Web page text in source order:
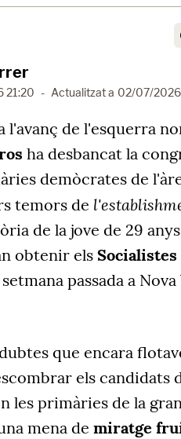
21:20 - Actualitzat a 02/07/2026
l'avanç de l'esquerra
ha desbancat la
demòcrates de
temors de
de la jove de 29
obtenir els
passada a
que encara
els candidats
les primàries de la
mena de miratge